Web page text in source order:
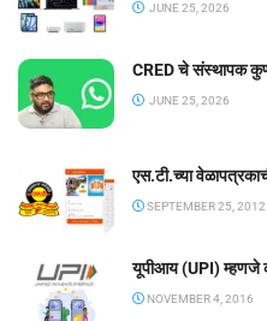
JUNE 25, 2026
CRED चे संस्थापक
JUNE 25, 2026
एस.टी.च्या
SEPTEMBER 25, 2012
यूपीआय (UPI) म्हणजे
NOVEMBER 4, 2016